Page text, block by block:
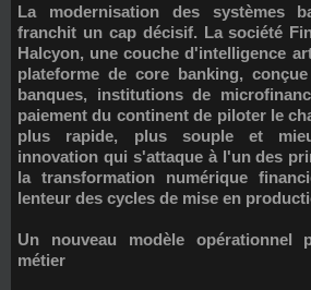
La modernisation des systèmes bancaires en Afrique
franchit un cap décisif. La société
Halcyon, une couche d'intelligence
plateforme de core banking,
banques, institutions de
paiement du continent de piloter le
plus rapide, plus souple et
innovation qui s'attaque à l'un des
la transformation numérique
lenteur des cycles de mise en
Un nouveau modèle opérationnel
métier